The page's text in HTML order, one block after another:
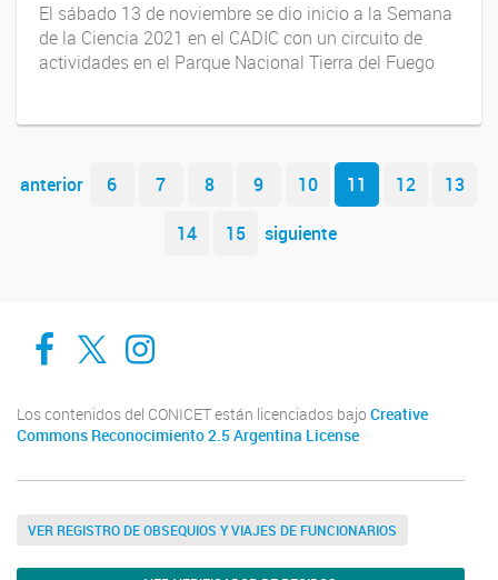
El sábado 13 de noviembre se dio inicio a la Semana
de la Ciencia 2021 en el CADIC con un circuito de
actividades en el Parque Nacional Tierra del Fuego
Navegador de artículos
anterior 6 7 8 9 10 11 12
13
14
15 siguiente
Cadic en RedCADIC Ushuaia
Cadic en Red
Los contenidos del CONICET están licenciados bajo Creative
Commons Reconocimiento 2.5 Argentina License
VER REGISTRO DE OBSEQUIOS Y VIAJES DE FUNCIONARIOS